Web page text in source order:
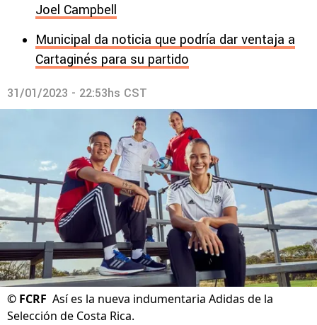
Joel Campbell
Municipal da noticia que podría dar ventaja a
Cartaginés para su partido
31/01/2023 - 22:53hs CST
© FCRF Así es la nueva indumentaria Adidas de la
Selección de Costa Rica.